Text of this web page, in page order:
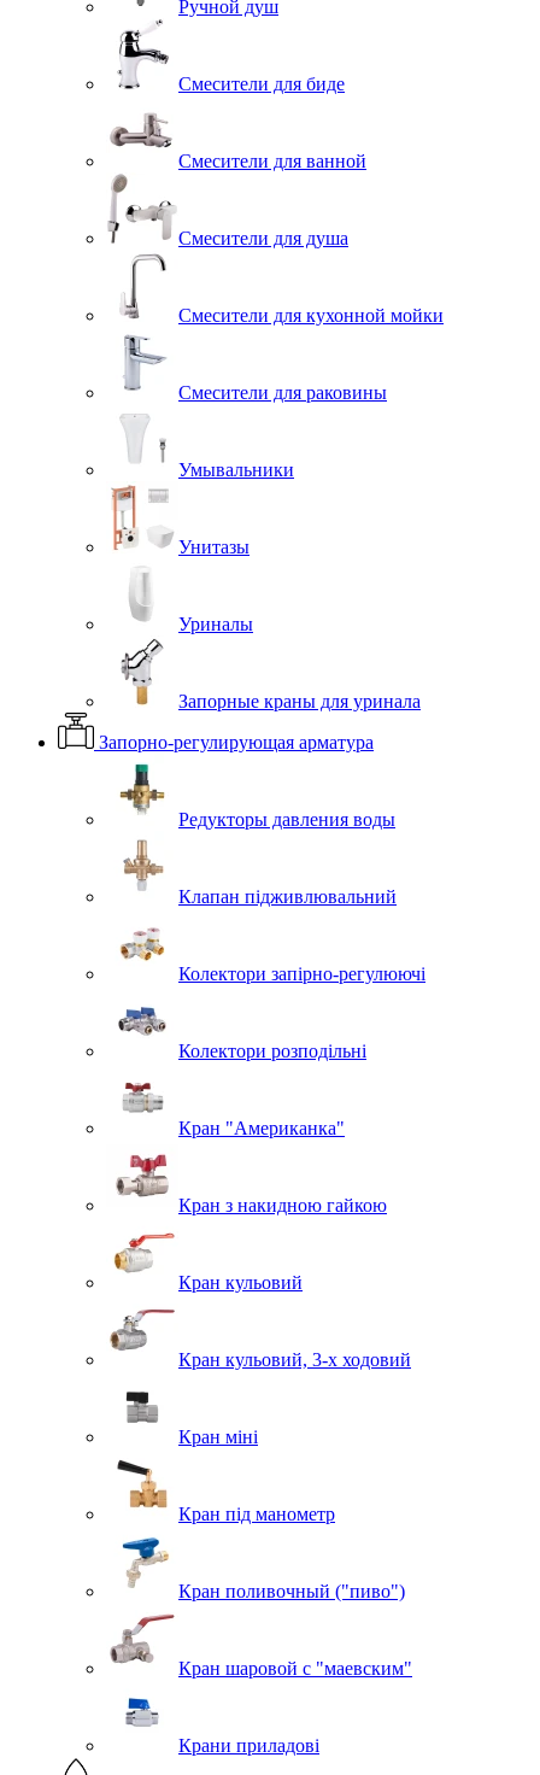
Ручной душ
Смесители для биде
Смесители для ванной
Смесители для душа
Смесители для кухонной мойки
Смесители для раковины
Умывальники
Унитазы
Уриналы
Запорные краны для уринала
Запорно-регулирующая арматура
Редукторы давления воды
Клапан підживлювальний
Колектори запірно-регулюючі
Колектори розподільні
Кран "Американка"
Кран з накидною гайкою
Кран кульовий
Кран кульовий, 3-х ходовий
Кран міні
Кран під манометр
Кран поливочный ("пиво")
Кран шаровой с "маевским"
Крани приладові